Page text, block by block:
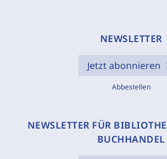
NEWSLETTER
Jetzt abonnieren
Abbestellen
NEWSLETTER FÜR
BUCHHANDEL